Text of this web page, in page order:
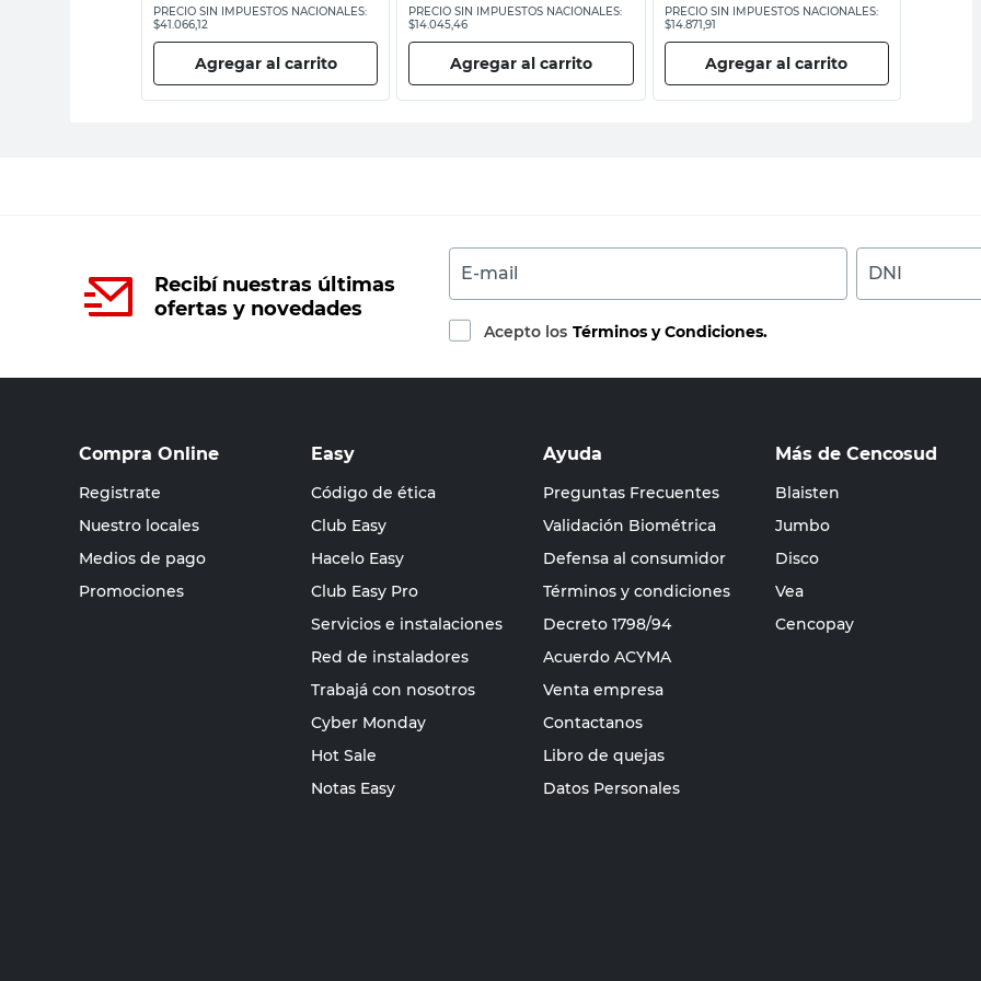
PRECIO SIN IMPUESTOS NACIONALES:
$41.066,12
Agregar al carrito
PRECIO SIN IMPUESTOS NACIONALES:
$14.045,46
Agregar al carrito
PRECIO SIN IMPUESTOS NACIONALES:
$14.871,91
Agregar al carrito
Recibí nuestras últimas
ofertas y novedades
E-mail DNI
Acepto los Términos y Condiciones.
Compra Online
Registrate
Nuestro locales
Medios de pago
Promociones
Easy
Código de ética
Club Easy
Hacelo Easy
Club Easy Pro
Servicios e instalaciones
Red de instaladores
Trabajá con nosotros
Cyber Monday
Hot Sale
Notas Easy
Ayuda
Preguntas Frecuentes
Validación Biométrica
Defensa al consumidor
Términos y condiciones
Decreto 1798/94
Acuerdo ACYMA
Venta empresa
Contactanos
Libro de quejas
Datos Personales
Más de Cencosud
Blaisten
Jumbo
Disco
Vea
Cencopay